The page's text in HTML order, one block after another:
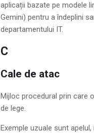
aplicații bazate pe modele
Gemini) pentru a îndeplini
departamentului IT.
C
Cale de atac
Mijloc procedural prin care
de lege.
Exemple uzuale sunt